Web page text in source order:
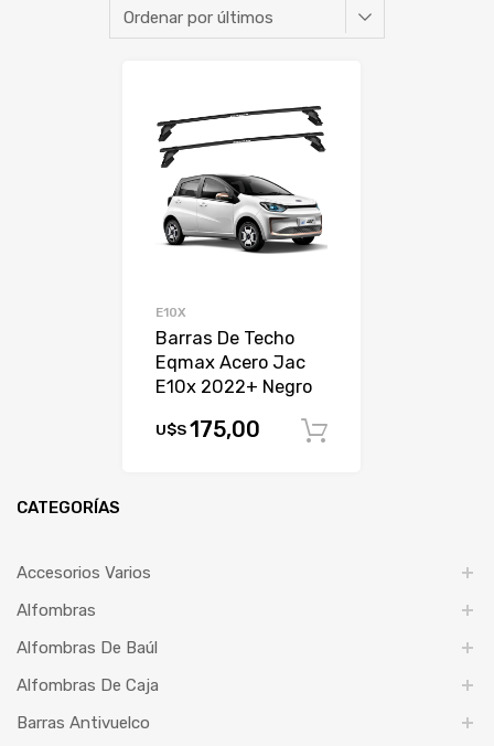
E10X
Barras De Techo
Eqmax Acero Jac
E10x 2022+ Negro
U$S175,00
CATEGORÍAS
Accesorios Varios
Alfombras
Alfombras De Baúl
Alfombras De Caja
Barras Antivuelco